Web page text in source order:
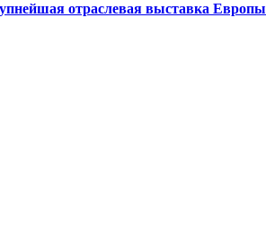
отраслевая выставка Европы